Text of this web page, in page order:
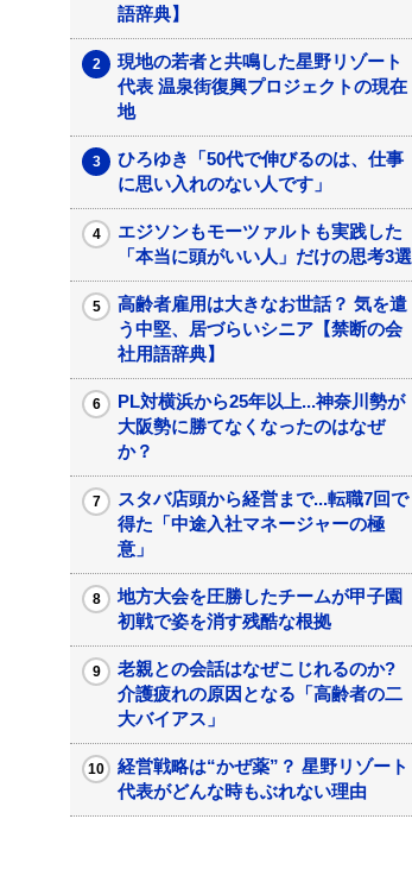
語辞典】
現地の若者と共鳴した星野リゾート
代表 温泉街復興プロジェクトの現在
地
ひろゆき「50代で伸びるのは、仕事
に思い入れのない人です」
エジソンもモーツァルトも実践した
「本当に頭がいい人」だけの思考3選
高齢者雇用は大きなお世話？ 気を遣
う中堅、居づらいシニア【禁断の会
社用語辞典】
PL対横浜から25年以上...神奈川勢が
大阪勢に勝てなくなったのはなぜ
か？
スタバ店頭から経営まで...転職7回で
得た「中途入社マネージャーの極
意」
地方大会を圧勝したチームが甲子園
初戦で姿を消す残酷な根拠
老親との会話はなぜこじれるのか?
介護疲れの原因となる「高齢者の二
大バイアス」
経営戦略は“かぜ薬”？ 星野リゾート
代表がどんな時もぶれない理由